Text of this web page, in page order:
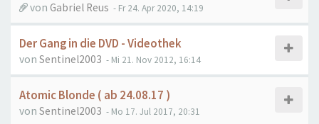
von Gabriel Reus - Fr 24. Apr 2020, 14:19
Der Gang in die DVD - Videothek
von Sentinel2003 - Mi 21. Nov 2012, 16:14
Atomic Blonde ( ab 24.08.17 )
von Sentinel2003 - Mo 17. Jul 2017, 20:31